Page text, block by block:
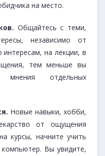
на место.
Общайтесь с теми,
независимо от
на лекции, в
тем меньше вы
отдельных
Новые навыки, хобби,
от ощущения
курсы, начните учить
Вы увидите,